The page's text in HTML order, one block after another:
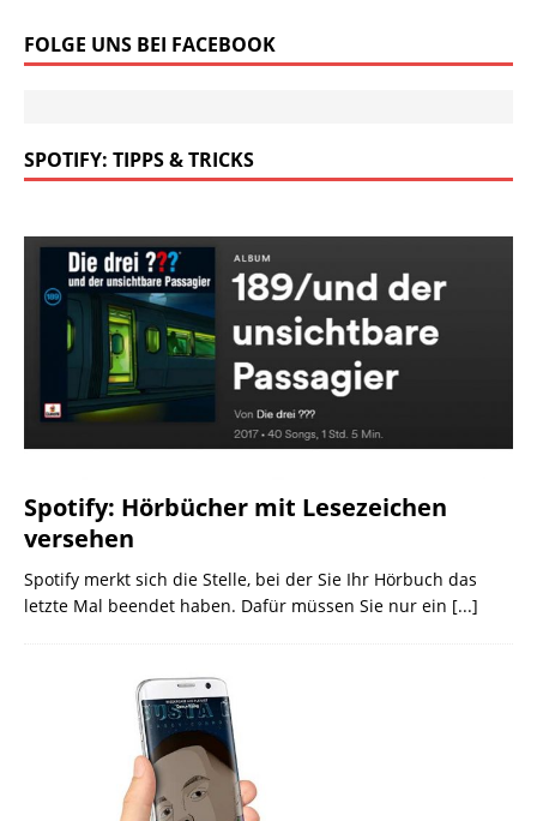
FOLGE UNS BEI FACEBOOK
SPOTIFY: TIPPS & TRICKS
Spotify: Hörbücher mit Lesezeichen
versehen
Spotify merkt sich die Stelle, bei der Sie Ihr Hörbuch das
letzte Mal beendet haben. Dafür müssen Sie nur ein [...]